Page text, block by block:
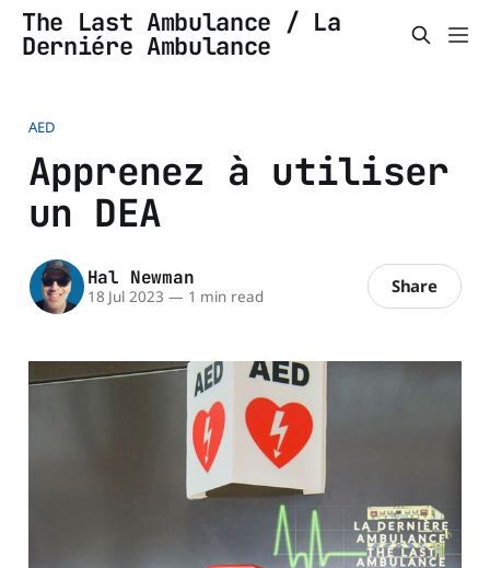
The Last Ambulance / La
Derniére Ambulance
AED
Apprenez à utiliser
un DEA
Hal Newman
18 Jul 2023 — 1 min read Share